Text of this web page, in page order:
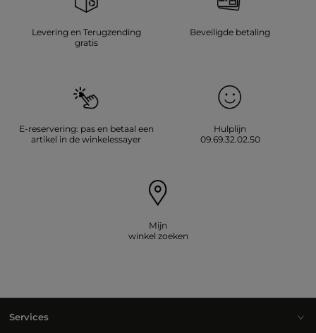
Levering en Terugzending
gratis
Beveiligde betaling
E-reservering: pas en betaal een
artikel in de winkelessayer
Hulplijn
09.69.32.02.50
Mijn
winkel zoeken
Services